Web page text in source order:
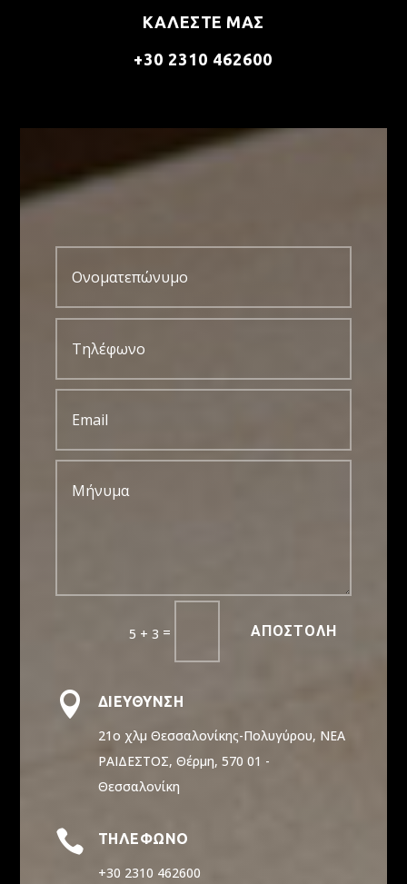
ΚΑΛΕΣΤΕ ΜΑΣ
+30 2310 462600
5 + 3 = ΑΠΟΣΤΟΛΗ
 ΔΙΕΥΘΥΝΣΗ
21ο χλμ Θεσσαλονίκης-Πολυγύρου, ΝΕΑ
ΡΑΙΔΕΣΤΟΣ, Θέρμη, 570 01 -
Θεσσαλονίκη
 ΤΗΛΕΦΩΝΟ
+30 2310 462600